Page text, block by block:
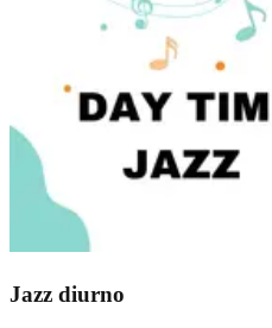
Jazz diurno